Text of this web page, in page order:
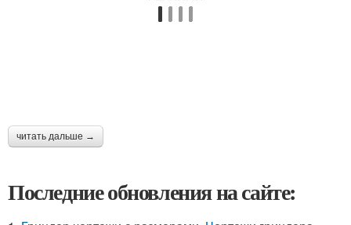
читать дальше →
Последние обновления на сайте: